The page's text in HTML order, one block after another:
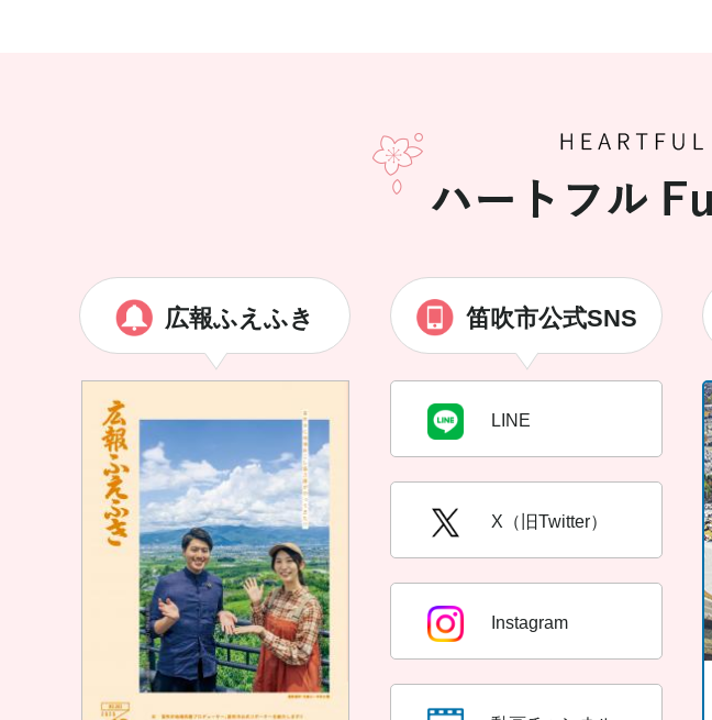
広報ふえふき 笛吹市公式SNS
LINE
X（旧Twitter）
Instagram